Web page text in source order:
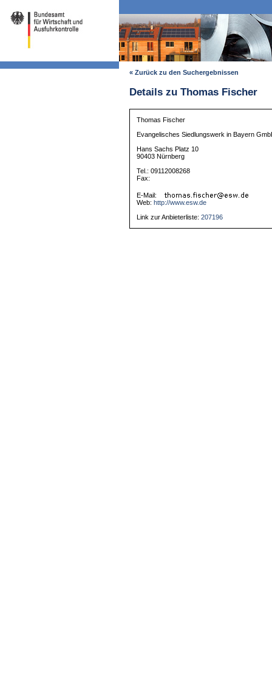
« Zurück zu den Suchergebnissen
Details zu Thomas Fischer
Thomas Fischer
Evangelisches Siedlungswerk in Bayern
Hans Sachs Platz 10
90403 Nürnberg
Tel.: 09112008268
Fax:
E-Mail:
Web: http://www.esw.de
Link zur Anbieterliste:207196